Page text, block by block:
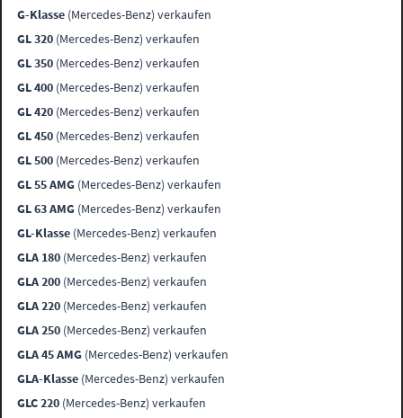
G-Klasse (Mercedes-Benz) verkaufen
GL 320 (Mercedes-Benz) verkaufen
GL 350 (Mercedes-Benz) verkaufen
GL 400 (Mercedes-Benz) verkaufen
GL 420 (Mercedes-Benz) verkaufen
GL 450 (Mercedes-Benz) verkaufen
GL 500 (Mercedes-Benz) verkaufen
GL 55 AMG (Mercedes-Benz) verkaufen
GL 63 AMG (Mercedes-Benz) verkaufen
GL-Klasse (Mercedes-Benz) verkaufen
GLA 180 (Mercedes-Benz) verkaufen
GLA 200 (Mercedes-Benz) verkaufen
GLA 220 (Mercedes-Benz) verkaufen
GLA 250 (Mercedes-Benz) verkaufen
GLA 45 AMG (Mercedes-Benz) verkaufen
GLA-Klasse (Mercedes-Benz) verkaufen
GLC 220 (Mercedes-Benz) verkaufen